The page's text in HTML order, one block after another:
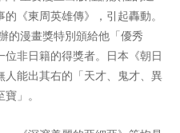
《東周英雄傳》，引起轟動。
的漫畫獎特別頒給他「優秀
非日籍的得獎者。日本《朝日
人能出其右的「天才、鬼才、異
」。